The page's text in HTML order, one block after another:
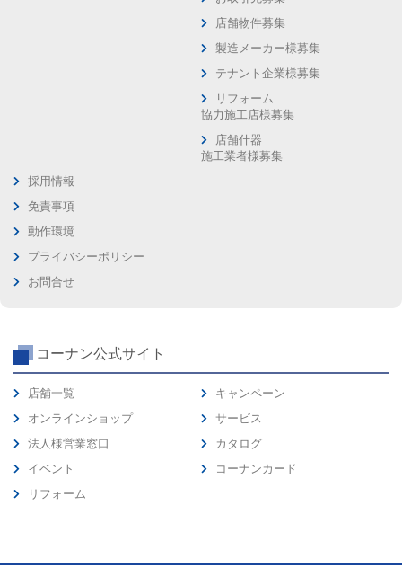
店舗物件募集
製造メーカー様募集
テナント企業様募集
リフォーム
協力施工店様募集
店舗什器
施工業者様募集
採用情報
免責事項
動作環境
プライバシーポリシー
お問合せ
コーナン公式サイト
店舗一覧
オンラインショップ
法人様営業窓口
イベント
リフォーム
キャンペーン
サービス
カタログ
コーナンカード